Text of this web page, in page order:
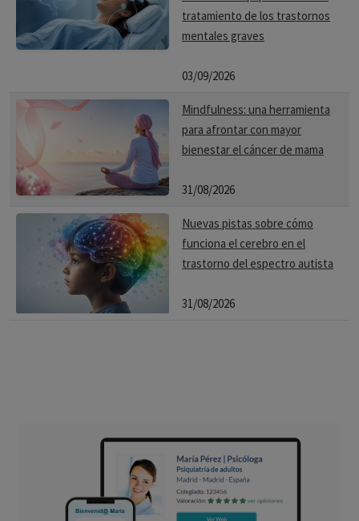
tratamiento de los trastornos
mentales graves
03/09/2026
Mindfulness: una herramienta
para afrontar con mayor
bienestar el cáncer de mama
31/08/2026
Nuevas pistas sobre cómo
funciona el cerebro en el
trastorno del espectro autista
31/08/2026